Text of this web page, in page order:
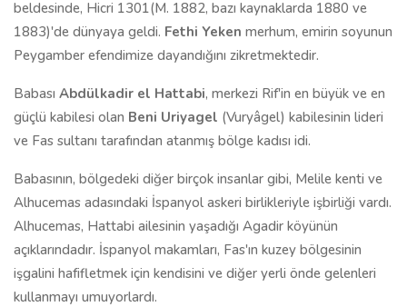
beldesinde, Hicri 1301(M. 1882, bazı kaynaklarda 1880 ve
1883)'de dünyaya geldi. Fethi Yeken merhum, emirin soyunun
Peygamber efendimize dayandığını zikretmektedir.
Babası Abdülkadir el Hattabi, merkezi Rif'in en büyük ve en
güçlü kabilesi olan Beni Uriyagel (Vuryâgel) kabilesinin lideri
ve Fas sultanı tarafından atanmış bölge kadısı idi.
Babasının, bölgedeki diğer birçok insanlar gibi, Melile kenti ve
Alhucemas adasındaki İspanyol askeri birlikleriyle işbirliği vardı.
Alhucemas, Hattabi ailesinin yaşadığı Agadir köyünün
açıklarındadır. İspanyol makamları, Fas'ın kuzey bölgesinin
işgalini hafifletmek için kendisini ve diğer yerli önde gelenleri
kullanmayı umuyorlardı.